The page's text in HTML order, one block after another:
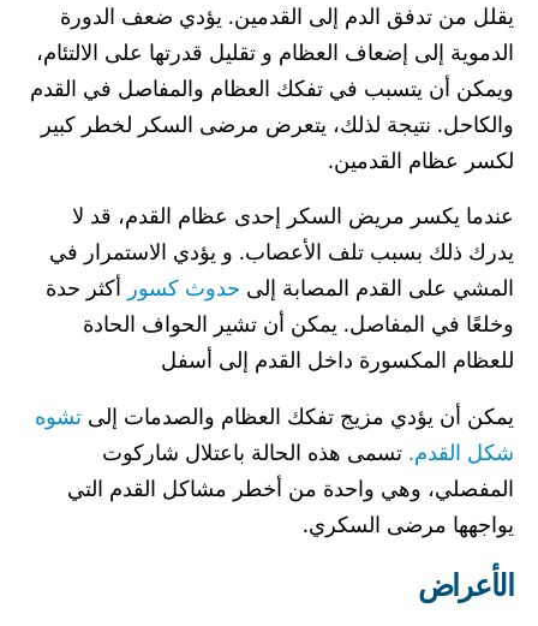
يقلل من تدفق الدم إلى القدمين. يؤدي ضعف الدورة
الدموية إلى إضعاف العظام و تقليل قدرتها على الالتئام،
ويمكن أن يتسبب في تفكك العظام والمفاصل في القدم
والكاحل. نتيجة لذلك، يتعرض مرضى السكر لخطر كبير
لكسر عظام القدمين.
عندما يكسر مريض السكر إحدى عظام القدم، قد لا
يدرك ذلك بسبب تلف الأعصاب. و يؤدي الاستمرار في
المشي على القدم المصابة إلى حدوث كسور أكثر حدة
وخلعًا في المفاصل. يمكن أن تشير الحواف الحادة
للعظام المكسورة داخل القدم إلى أسفل
يمكن أن يؤدي مزيج تفكك العظام والصدمات إلى تشوه
شكل القدم. تسمى هذه الحالة باعتلال شاركوت
المفصلي، وهي واحدة من أخطر مشاكل القدم التي
يواجهها مرضى السكري.
الأعراض